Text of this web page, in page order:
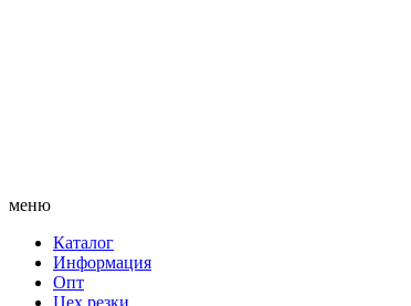
меню
Каталог
Информация
Опт
Цех резки